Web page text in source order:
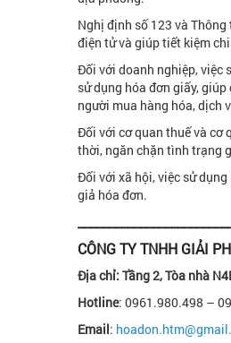
Nghị định số 123 và
điện tử và giúp tiết kiệm
Đối với doanh nghiệp, việc
sử dụng hóa đơn giấy,
người mua hàng hóa, dịch
Đối với cơ quan thuế và cơ
thời, ngăn chặn tình trạng
Đối với xã hội, việc sử
giả hóa đơn.
CÔNG TY TNHH GIẢI
Địa chỉ: Tầng 2, Tòa nhà
Hotline: 0961.980.498 –
Email: